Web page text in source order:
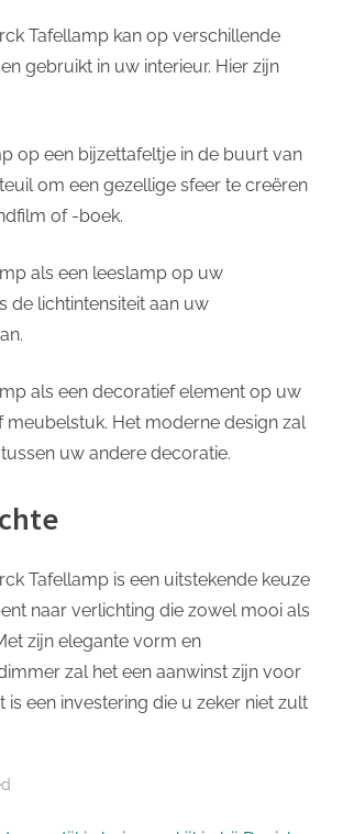
Tafellamp kan op verschillende
gebruikt in uw interieur. Hier zijn
op een bijzettafeltje in de buurt van
om een gezellige sfeer te creëren
of -boek.
als een leeslamp op uw
de lichtintensiteit aan uw
als een decoratief element op uw
meubelstuk. Het moderne design zal
uw andere decoratie.
Tafellamp is een uitstekende keuze
naar verlichting die zowel mooi als
zijn elegante vorm en
zal het een aanwinst zijn voor
is een investering die u zeker niet zult